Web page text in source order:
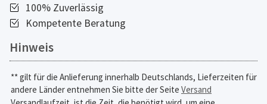
100% Zuverlässig
Kompetente Beratung
Hinweis
** gilt für die Anlieferung innerhalb Deutschlands, Lieferzeiten für
andere Länder entnehmen Sie bitte der Seite Versand